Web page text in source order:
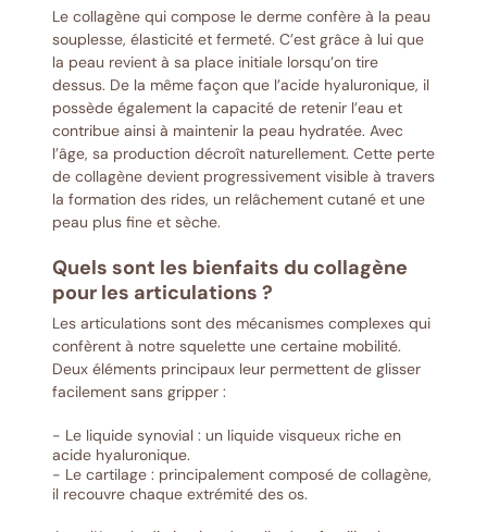
Le collagène qui compose le derme confère à la peau
souplesse, élasticité et fermeté. C’est grâce à lui que
la peau revient à sa place initiale lorsqu’on tire
dessus. De la même façon que l’acide hyaluronique, il
possède également la capacité de retenir l’eau et
contribue ainsi à maintenir la peau hydratée. Avec
l’âge, sa production décroît naturellement. Cette perte
de collagène devient progressivement visible à travers
la formation des rides, un relâchement cutané et une
peau plus fine et sèche.
Quels sont les bienfaits du collagène
pour les articulations ?
Les articulations sont des mécanismes complexes qui
confèrent à notre squelette une certaine mobilité.
Deux éléments principaux leur permettent de glisser
facilement sans gripper :
- Le liquide synovial : un liquide visqueux riche en
acide hyaluronique.
- Le cartilage : principalement composé de collagène,
il recouvre chaque extrémité des os.